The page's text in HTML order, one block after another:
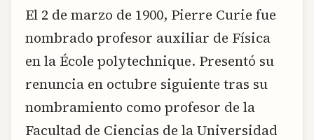
El 2 de marzo de 1900, Pierre Curie fue
nombrado profesor auxiliar de Física
en la École polytechnique. Presentó su
renuncia en octubre siguiente tras su
nombramiento como profesor de la
Facultad de Ciencias de la Universidad